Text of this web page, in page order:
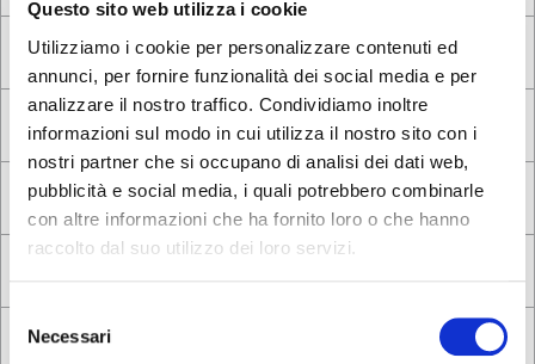
Questo sito web utilizza i cookie
Utilizziamo i cookie per personalizzare contenuti ed
annunci, per fornire funzionalità dei social media e per
analizzare il nostro traffico. Condividiamo inoltre
informazioni sul modo in cui utilizza il nostro sito con i
nostri partner che si occupano di analisi dei dati web,
pubblicità e social media, i quali potrebbero combinarle
con altre informazioni che ha fornito loro o che hanno
raccolto dal suo utilizzo dei loro servizi.
Selezione
delNecessari